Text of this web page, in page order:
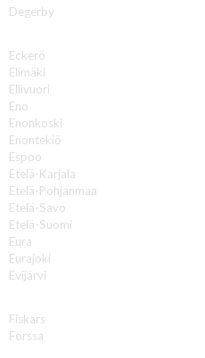
Degerby
Eckerö
Elimäki
Ellivuori
Eno
Enonkoski
Enontekiö
Espoo
Etelä-Karjala
Etelä-Pohjanmaa
Etelä-Savo
Etelä-Suomi
Eura
Eurajoki
Evijärvi
Fiskars
Forssa